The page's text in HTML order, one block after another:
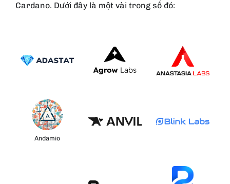
Cardano. Dưới đây là một vài trong số đó:
Andamio